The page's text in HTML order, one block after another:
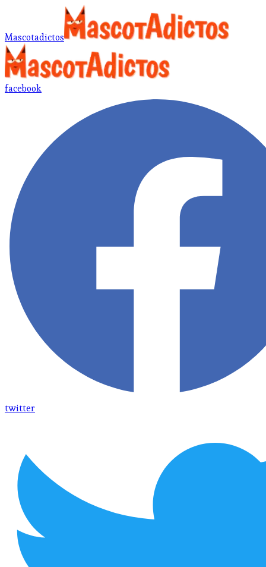
Mascotadictos
facebook
twitter